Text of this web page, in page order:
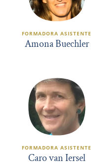
FORMADORA ASISTENTE
Amona Buechler
FORMADORA ASISTENTE
Caro van Iersel